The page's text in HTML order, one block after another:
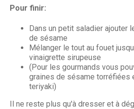
Pour finir:
Dans un petit saladier ajouter
de sésame
Mélanger le tout au fouet
vinaigrette sirupeuse
(Pour les gourmands vous
graines de sésame torréfiées
teriyaki)
Il ne reste plus qu'à dresser et à